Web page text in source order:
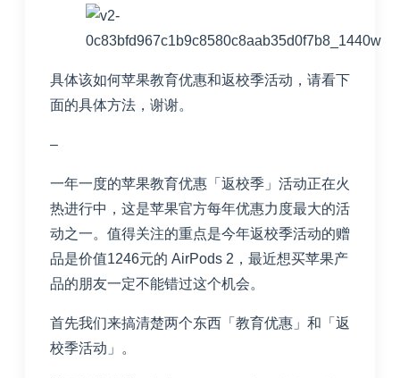
具体该如何苹果教育优惠和返校季活动，请看下
面的具体方法，谢谢。
–
一年一度的苹果教育优惠「返校季」活动正在火
热进行中，这是苹果官方每年优惠力度最大的活
动之一。值得关注的重点是今年返校季活动的赠
品是价值1246元的 AirPods 2，最近想买苹果产
品的朋友一定不能错过这个机会。
首先我们来搞清楚两个东西「教育优惠」和「返
校季活动」。